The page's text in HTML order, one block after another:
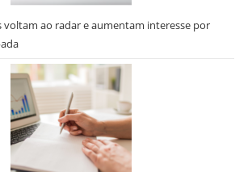
voltam ao radar e aumentam interesse por